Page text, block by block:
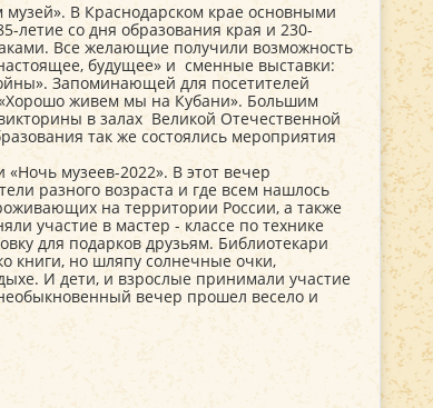
В Краснодарском крае основными
летие со дня образования края и 230-
Все желающие получили возможность
будущее» и сменные выставки:
Запоминающей для посетителей
живем мы на Кубани». Большим
в залах Великой Отечественной
так же состоялись мероприятия
музеев-2022». В этот вечер
разного возраста и где всем нашлось
на территории России, а также
участие в мастер - классе по технике
для подарков друзьям. Библиотекари
книги, но шляпу солнечные очки,
И дети, и взрослые принимали участие
необыкновенный вечер прошел весело и